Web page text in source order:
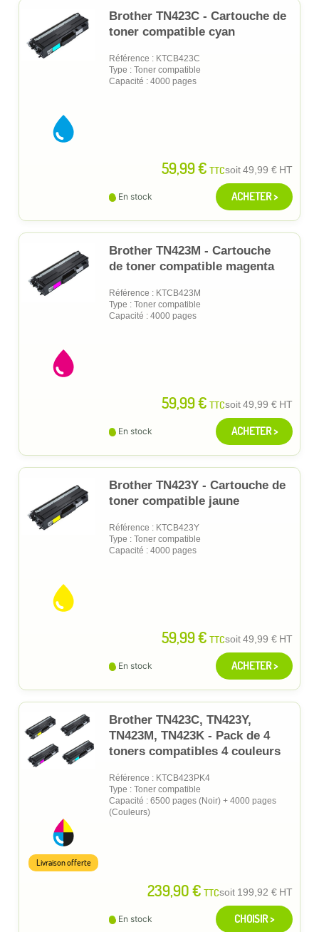
Brother TN423C - Cartouche de
toner compatible cyan
Référence : KTCB423C
Type : Toner compatible
Capacité : 4000 pages
59,99 € TTCsoit49,99 € HT
En stock ACHETER >
Brother TN423M - Cartouche
de toner compatible magenta
Référence : KTCB423M
Type : Toner compatible
Capacité : 4000 pages
59,99 € TTCsoit49,99 € HT
En stock ACHETER >
Brother TN423Y - Cartouche de
toner compatible jaune
Référence : KTCB423Y
Type : Toner compatible
Capacité : 4000 pages
59,99 € TTCsoit49,99 € HT
En stock ACHETER >
Brother TN423C, TN423Y,
TN423M, TN423K - Pack de 4
toners compatibles 4 couleurs
Référence : KTCB423PK4
Type : Toner compatible
Capacité : 6500 pages (Noir) + 4000 pages
(Couleurs)
239,90 € TTCsoit 199,92 € HT
Livraison offerte
En stock CHOISIR >